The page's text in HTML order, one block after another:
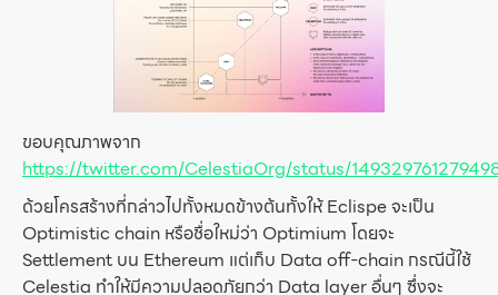
ขอบคุณภาพจาก
https://twitter.com/CelestiaOrg/status/
ด้วยโครสร้างที่กล่าวไปทั้งหมดข้างต้นทั้งให้ Eclispe จะเป็น
Optimistic chain หรือชื่อใหม่ว่า Optimium โดยจะ
Settlement บน Ethereum แต่เก็บ Data off-chain กรณีนี้ใช้
Celestia ทำให้มีความปลอดภัยกว่า Data layer อื่นๆ ซึ่งจะ